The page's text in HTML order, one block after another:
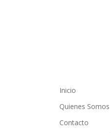
Inicio
Quienes Somos
Contacto